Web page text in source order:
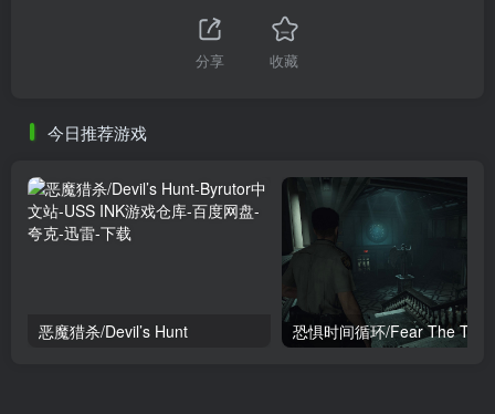
分享 收藏
今日推荐游戏
恶魔猎杀/Devil’s Hunt